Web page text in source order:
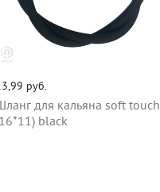
руб.
для кальяна soft touch
black